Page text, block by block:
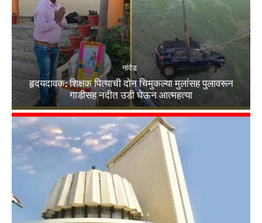
नांदेड
हृदयदावक: शिक्षक पित्याची दोन चिमुकल्या मुलांसह पुलावरून
गाडीसह नदीत उडी घेऊन आत्महत्या